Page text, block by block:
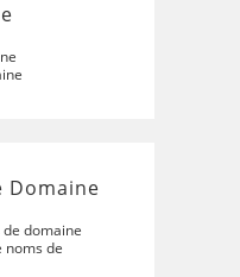
Domaine
domaine
noms de